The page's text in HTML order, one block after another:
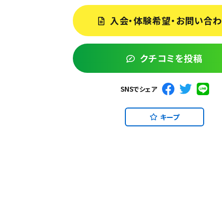
入会・体験希望・お問い合
クチコミを投稿
SNSでシェア
キープ